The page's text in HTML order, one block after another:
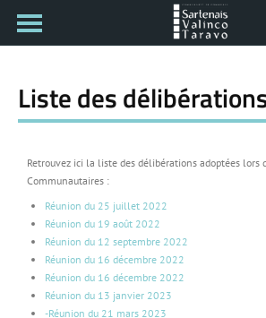
Liste des
Retrouvez ici la liste des délibérations adoptées lors
Communautaires :
Réunion du 25 juillet 2022
Réunion du 19 août 2022
Réunion du 12 septembre 2022
Réunion du 16 décembre 2022
Réunion du 16 décembre 2022
Réunion du 13 janvier 2023
-Réunion du 21 mars 2023